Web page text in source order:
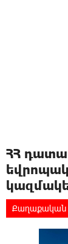
ՀՀ
Քաղաքական